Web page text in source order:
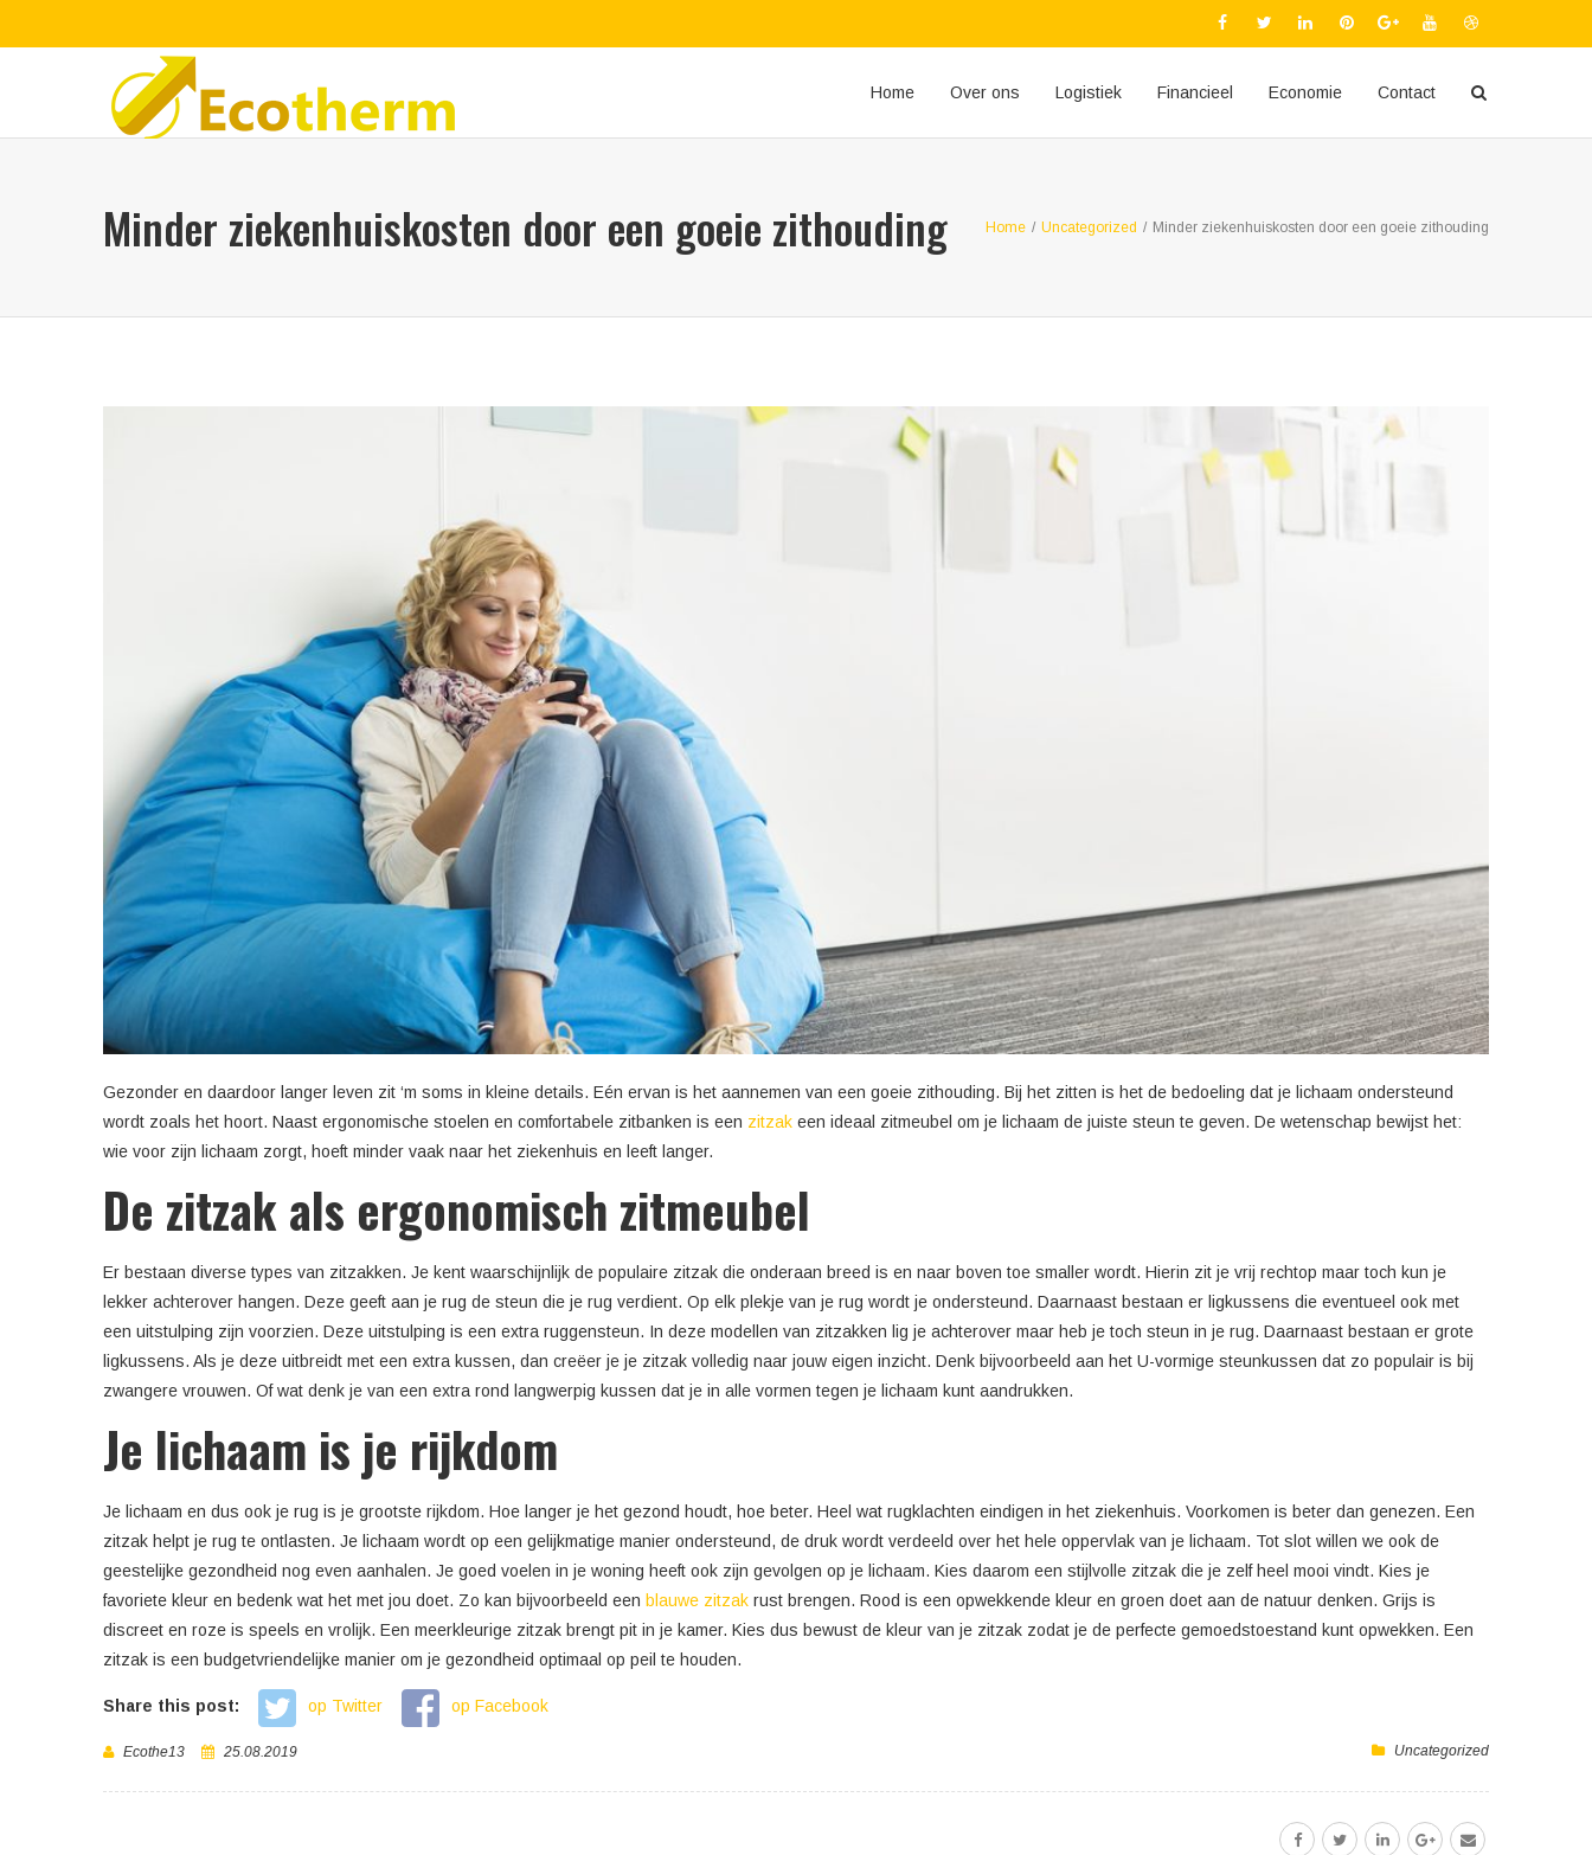
Home Over ons Logistiek Financieel Economie Contact
Minder ziekenhuiskosten door een goeie zithouding Home / Uncategorized / Minder ziekenhuiskosten door een goeie zithouding
Gezonder en daardoor langer leven zit ‘m soms in kleine details. Eén ervan is het aannemen van een goeie zithouding. Bij het zitten is het de bedoeling dat je lichaam ondersteund
wordt zoals het hoort. Naast ergonomische stoelen en comfortabele zitbanken is een zitzak een ideaal zitmeubel om je lichaam de juiste steun te geven. De wetenschap bewijst het:
wie voor zijn lichaam zorgt, hoeft minder vaak naar het ziekenhuis en leeft langer.
De zitzak als ergonomisch zitmeubel
Er bestaan diverse types van zitzakken. Je kent waarschijnlijk de populaire zitzak die onderaan breed is en naar boven toe smaller wordt. Hierin zit je vrij rechtop maar toch kun je
lekker achterover hangen. Deze geeft aan je rug de steun die je rug verdient. Op elk plekje van je rug wordt je ondersteund. Daarnaast bestaan er ligkussens die eventueel ook met
een uitstulping zijn voorzien. Deze uitstulping is een extra ruggensteun. In deze modellen van zitzakken lig je achterover maar heb je toch steun in je rug. Daarnaast bestaan er grote
ligkussens. Als je deze uitbreidt met een extra kussen, dan creëer je je zitzak volledig naar jouw eigen inzicht. Denk bijvoorbeeld aan het U-vormige steunkussen dat zo populair is bij
zwangere vrouwen. Of wat denk je van een extra rond langwerpig kussen dat je in alle vormen tegen je lichaam kunt aandrukken.
Je lichaam is je rijkdom
Je lichaam en dus ook je rug is je grootste rijkdom. Hoe langer je het gezond houdt, hoe beter. Heel wat rugklachten eindigen in het ziekenhuis. Voorkomen is beter dan genezen. Een
zitzak helpt je rug te ontlasten. Je lichaam wordt op een gelijkmatige manier ondersteund, de druk wordt verdeeld over het hele oppervlak van je lichaam. Tot slot willen we ook de
geestelijke gezondheid nog even aanhalen. Je goed voelen in je woning heeft ook zijn gevolgen op je lichaam. Kies daarom een stijlvolle zitzak die je zelf heel mooi vindt. Kies je
favoriete kleur en bedenk wat het met jou doet. Zo kan bijvoorbeeld een blauwe zitzak rust brengen. Rood is een opwekkende kleur en groen doet aan de natuur denken. Grijs is
discreet en roze is speels en vrolijk. Een meerkleurige zitzak brengt pit in je kamer. Kies dus bewust de kleur van je zitzak zodat je de perfecte gemoedstoestand kunt opwekken. Een
zitzak is een budgetvriendelijke manier om je gezondheid optimaal op peil te houden.
Share this post: op Twitter op Facebook
Ecothe13 25.08.2019 Uncategorized